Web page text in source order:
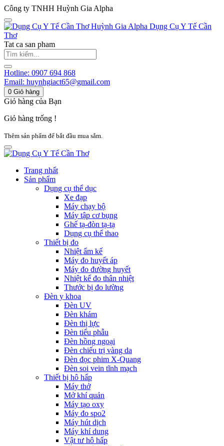
Công ty TNHH Huỳnh Gia Alpha
Huỳnh Gia Alpha Dụng Cụ Y Tế Cần
Thơ
Tat ca san pham
Hotline: 0907 694 868
Email: huynhgiact65@gmail.com
0 Giỏ hàng
Giỏ hàng của Bạn
Giỏ hàng trống !
Thêm sản phẩm để bắt đầu mua sắm.
Trang nhất
Sản phẩm
Dụng cụ thể dục
Xe đạp
Máy chạy bộ
Máy tập cơ bụng
Ghế tạ-đòn tạ-tạ
Dụng cụ thể thao
Thiết bị đo
Nhiệt ẩm kế
Máy đo huyết áp
Máy đo đường huyết
Nhiệt kế đo thân nhiệt
Thước bị đo lường
Đèn y khoa
Đèn UV
Đèn khám
Đèn thị lực
Đèn tiểu phẫu
Đèn hồng ngoại
Đèn chiếu trị vàng da
Đèn đọc phim X-Quang
Đèn soi vein tĩnh mạch
Thiết bị hô hấp
Máy thở
Mở khí quản
Máy tạo oxy
Máy đo spo2
Máy hút dịch
Máy khí dung
Vật tư hô hấp